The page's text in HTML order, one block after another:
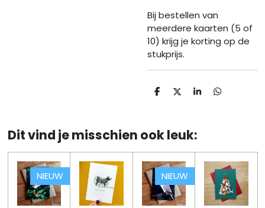
Bij bestellen van
meerdere kaarten (5 of
10) krijg je korting op de
stukprijs.
D
n
D S
e
D
Dit vind je misschien ook leuk:
NIEUW NIEUW